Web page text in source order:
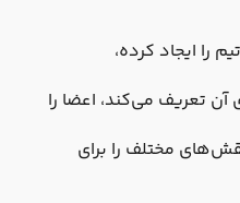
را ایجاد کرده،
تعریف می‌کند، اعضا را
مختلف را برای